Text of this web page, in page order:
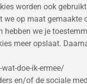
worden ook
op maat gemaakte
we je
meer opslaat.
doe-ik-ermee/
en/of de sociale